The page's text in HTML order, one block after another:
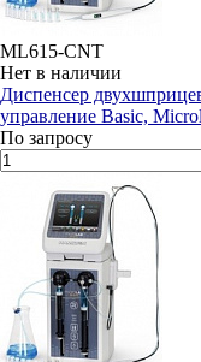
ML615-CNT
Нет в наличии
Диспенсер
управление Basic,
По запросу